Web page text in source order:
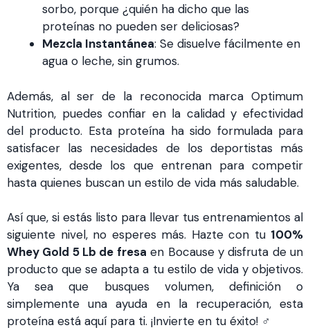
sorbo, porque ¿quién ha dicho que las
proteínas no pueden ser deliciosas?
Mezcla Instantánea: Se disuelve fácilmente en
agua o leche, sin grumos.
Además, al ser de la reconocida marca Optimum
Nutrition, puedes confiar en la calidad y efectividad
del producto. Esta proteína ha sido formulada para
satisfacer las necesidades de los deportistas más
exigentes, desde los que entrenan para competir
hasta quienes buscan un estilo de vida más saludable.
Así que, si estás listo para llevar tus entrenamientos al
siguiente nivel, no esperes más. Hazte con tu 100%
Whey Gold 5 Lb de fresa en Bocause y disfruta de un
producto que se adapta a tu estilo de vida y objetivos.
Ya sea que busques volumen, definición o
simplemente una ayuda en la recuperación, esta
proteína está aquí para ti. ¡Invierte en tu éxito! ️‍♂️